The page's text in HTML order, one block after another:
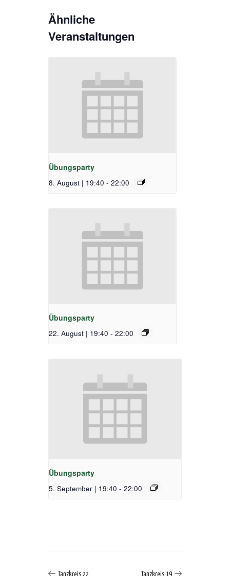
Ähnliche
Veranstaltungen
Übungsparty
8. August | 19:40 - 22:00
Übungsparty
22. August | 19:40 - 22:00
Übungsparty
5. September | 19:40 - 22:00
Tanzkreis 22 Tanzkreis 19